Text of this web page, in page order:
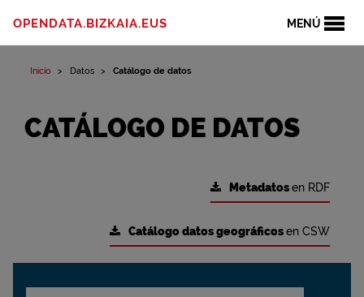
MENÚ
OPENDATA.BIZKAIA.EUS
Inicio Datos Catálogo de datos
CATÁLOGO DE DATOS
Metadatosen RDF
Catálogo datos geográficosen CSW